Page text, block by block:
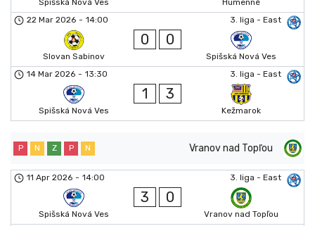
Spišská Nová Ves
Humenné
3. liga - East
22 Mar 2026 - 14:00
Slovan Sabinov
0 0
Spišská Nová Ves
3. liga - East
14 Mar 2026 - 13:30
Spišská Nová Ves
1 3
Kežmarok
Vranov nad Topľou
P N Z P N
3. liga - East
11 Apr 2026 - 14:00
Spišská Nová Ves
3 0
Vranov nad Topľou